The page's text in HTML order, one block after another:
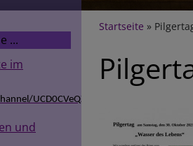
...
im
UCD0CVeQZSg9hODT9EIzv24Q
und
Startseite